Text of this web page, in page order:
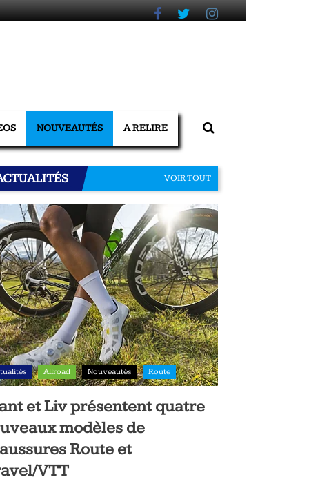
NOUVEAUTÉS A RELIRE
VOIR TOUT
Allroad Nouveautés Route
et Liv présentent quatre
modèles de
Route et
VTT